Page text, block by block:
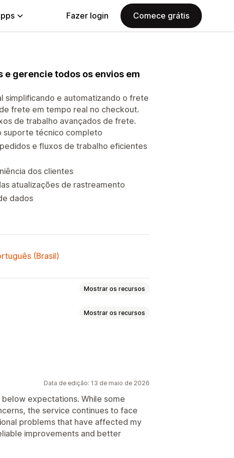
Fazer login Comece grátis
e gerencie todos os envios em
simplificando e automatizando o frete
frete em tempo real no checkout.
de trabalho avançados de frete.
suporte técnico completo
e fluxos de trabalho eficientes
dos clientes
atualizações de rastreamento
dados
(Brasil)
Mostrar os recursos
de transportadora
Taxas de frete
rastreamento com a marca
de pedidos Análises de frete
Mostrar os recursos
de rastreamento Data de entrega
Em vários idiomas
Data de edição: 13 de maio de 2026
expectations. While some
the service continues to face
problems that have affected my
improvements and better